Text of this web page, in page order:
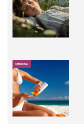
MEDICINA